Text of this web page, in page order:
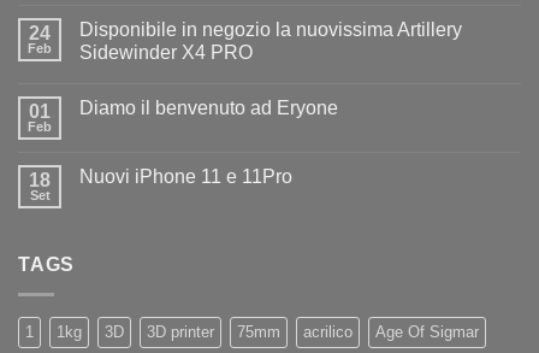
Diamo
il
benvenuto
24
Feb
Disponibile in negozio la nuovissima Artillery
Sidewinder X4 PRO
su
la
nuovissima
01
Feb
Diamo il benvenuto ad Eryone
Diamo
18
Set
Nuovi iPhone 11 e 11Pro
TAGS
1 1kg 3D 3D printer 75mm acrilico Age Of Sigmar